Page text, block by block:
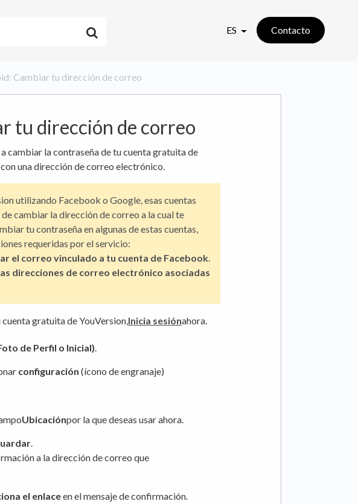
ES Contacto
Cambiar tu dirección de correo
tu dirección de correo
cambiar la contraseña de tu cuenta gratuita de
una dirección de correo electrónico.
utilizando Facebook o Google, esas cuentas
cambiar la dirección de correo a la cual te
tu contraseña en algunas de estas cuentas,
requeridas por el servicio:
el correo vinculado a tu cuenta de Facebook.
direcciones de correo electrónico asociadas
cuenta gratuita de YouVersion,Inicia sesiónahora.
de Perfil o Inicial)
configuración (ícono de engranaje)
Ubicaciónpor la que deseas usar ahora.
.
a la dirección de correo que
el enlaceen el mensaje de confirmación.